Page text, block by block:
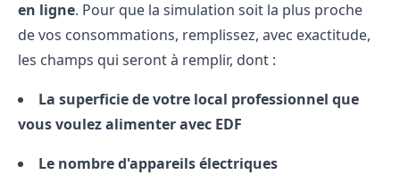
en ligne. Pour que la simulation soit la plus proche
de vos consommations, remplissez, avec exactitude,
les champs qui seront à remplir, dont :
La superficie de votre local professionnel que
vous voulez alimenter avec EDF
Le nombre d'appareils électriques